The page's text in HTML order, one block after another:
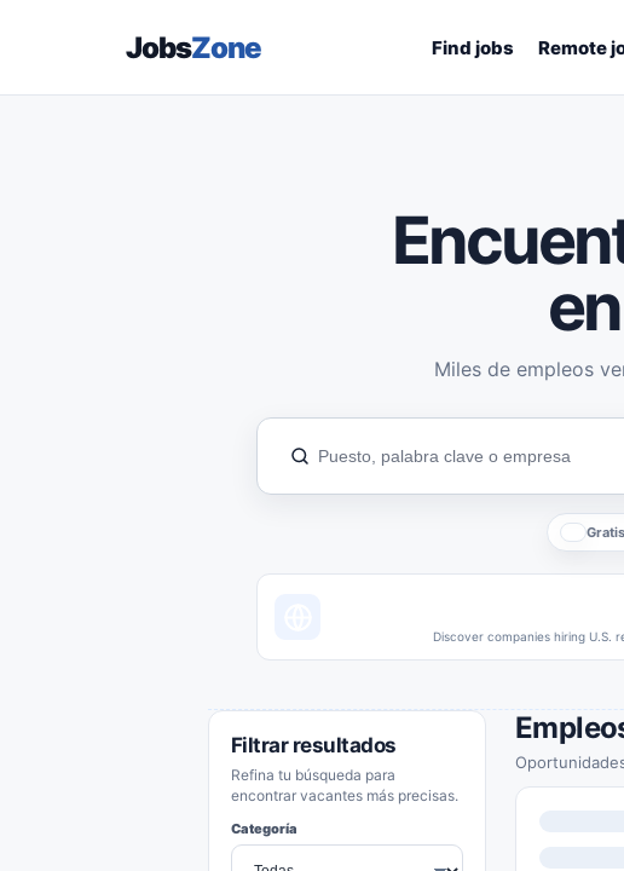
JobsZone Find jobs Remote
en
Miles de empleos
Discover companies hiring U.S.
Filtrar resultados
Refina tu búsqueda para
encontrar vacantes más precisas.
Categoría